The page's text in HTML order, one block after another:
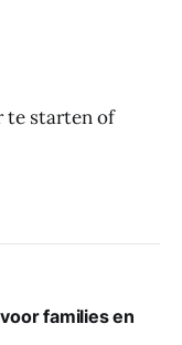
te starten of
families en